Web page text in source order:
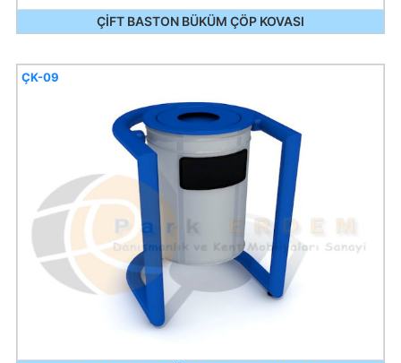
ÇİFT BASTON BÜKÜM ÇÖP KOVASI
ÇK-09